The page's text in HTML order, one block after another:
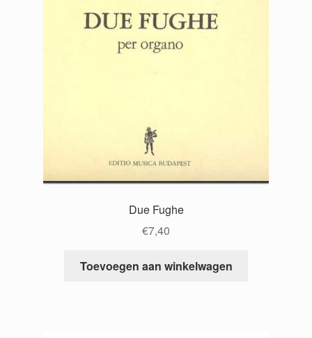
Due Fughe
€7,40
Toevoegen aan winkelwagen